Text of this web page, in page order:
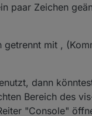
paar Zeichen
getrennt mit ,
dann
Bereich des
"Console"